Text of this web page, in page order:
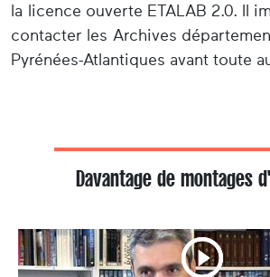
la licence ouverte ETALAB 2.0. Il
contacter les Archives
Pyrénées-Atlantiques avant toute
Davantage de montages